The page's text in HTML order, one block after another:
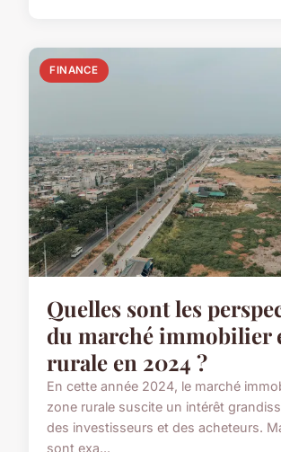
FINANCE
Quelles sont les
du marché immobilier
rurale en 2024 ?
En cette année 2024, le marché
zone rurale suscite un intérêt
des investisseurs et des acheteurs.
sont exa...